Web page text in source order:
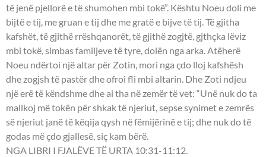
të jenë pjellorë e të shumohen mbi tokë”. Kështu Noeu doli me
bijtë e tij, me gruan e tij dhe me gratë e bijve të tij. Të gjitha
kafshët, të gjithë rrëshqanorët, të gjithë zogjtë, gjthçka lëviz
mbi tokë, simbas familjeve të tyre, dolën nga arka. Atëherë
Noeu ndërtoi një altar për Zotin, mori nga çdo lloj kafshësh
dhe zogjsh të pastër dhe ofroi fli mbi altarin. Dhe Zoti ndjeu
një erë të këndshme dhe ai tha në zemër të vet: “Unë nuk do ta
mallkoj më tokën për shkak të njeriut, sepse synimet e zemrës
së njeriut janë të këqija qysh në fëmijërinë e tij; dhe nuk do të
godas më çdo gjallesë, siç kam bërë.
NGA LIBRI I FJALËVE TË URTA 10:31-11:12.